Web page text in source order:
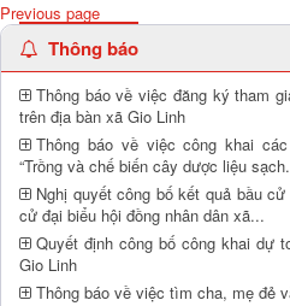
Previous page
Thông báo
Thông báo về việc đăng ký tham
trên địa bàn xã Gio Linh
Thông báo về việc công khai
“Trồng và chế biến cây dược liệu
Nghị quyết công bố kết quả bầu
cử đại biểu hội đồng nhân dân xã...
Quyết định công bố công khai dự
Gio Linh
Thông báo về việc tìm cha, mẹ đẻ